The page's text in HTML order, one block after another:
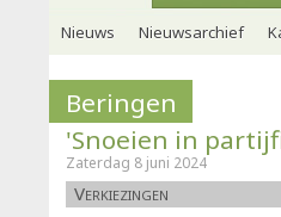
Nieuws Nieuwsarchief
Beringen
'Snoeien in
Zaterdag 8 juni 2024
Verkiezingen